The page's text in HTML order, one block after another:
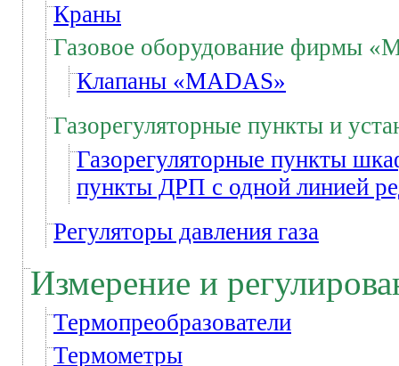
Краны
Газовое оборудование фирмы
Клапаны «MADAS»
Газорегуляторные пункты и
Газорегуляторные пункты
пункты ДРП с одной линией
Регуляторы давления газа
Измерение и
Термопреобразователи
Термометры